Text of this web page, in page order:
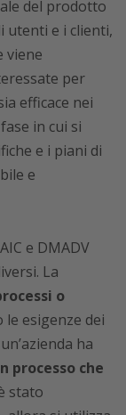
del prodotto
utenti e i clienti,
viene
per
efficace nei
in cui si
e i piani di
e
e DMADV
La
o
le esigenze dei
ha
processo che
stato